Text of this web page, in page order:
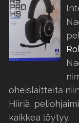
oheislaitteita
Hiiriä,
kaikkea löytyy.